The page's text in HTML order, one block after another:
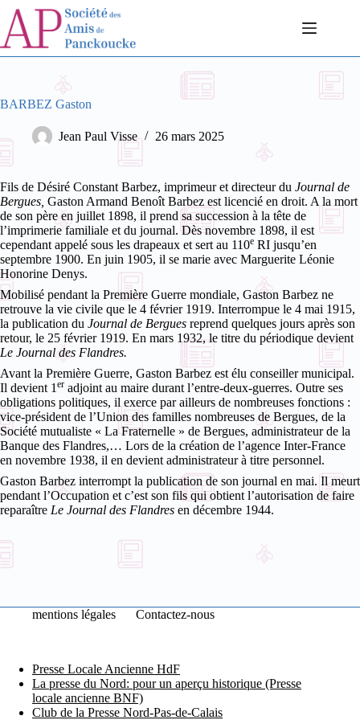
Passer
contenu
BARBEZ Gaston
Jean Paul Visse 26 mars 2025
Fils de Désiré Constant Barbez, imprimeur et directeur du Journal de
Bergues, Gaston Armand Benoît Barbez est licencié en droit. A la mort
de son père en juillet 1898, il prend sa succession à la tête de
l’imprimerie familiale et du journal. Dès novembre 1898, il est
cependant appelé sous les drapeaux et sert au 110e RI jusqu’en
septembre 1900. En juin 1905, il se marie avec Marguerite Léonie
Honorine Denys.
Mobilisé pendant la Première Guerre mondiale, Gaston Barbez ne
retrouve la vie civile que le 4 février 1919. Interrompue le 4 mai 1915,
la publication du Journal de Bergues reprend quelques jours après son
retour, le 25 février 1919. En mars 1932, le titre du périodique devient
Le Journal des Flandres.
Avant la Première Guerre, Gaston Barbez est élu conseiller municipal.
Il devient 1 er adjoint au maire durant l’entre-deux-guerres. Outre ses
obligations politiques, il exerce par ailleurs de nombreuses fonctions :
vice-président de l’Union des familles nombreuses de Bergues, de la
Société mutualiste « La Fraternelle » de Bergues, administrateur de la
Banque des Flandres,… Lors de la création de l’agence Inter-France
en novembre 1938, il en devient administrateur à titre personnel.
Gaston Barbez interrompt la publication de son journal en mai. Il meurt
pendant l’Occupation et c’est son fils qui obtient l’autorisation de faire
reparaître Le Journal des Flandres en décembre 1944.
mentions légales Contactez-nous
Presse Locale Ancienne HdF
La presse du Nord: pour un aperçu historique (Presse
locale ancienne BNF)
Club de la Presse Nord-Pas-de-Calais